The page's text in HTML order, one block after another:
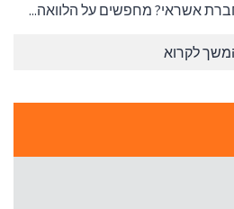
אשראי? מחפשים על הלוואה...
לקרוא